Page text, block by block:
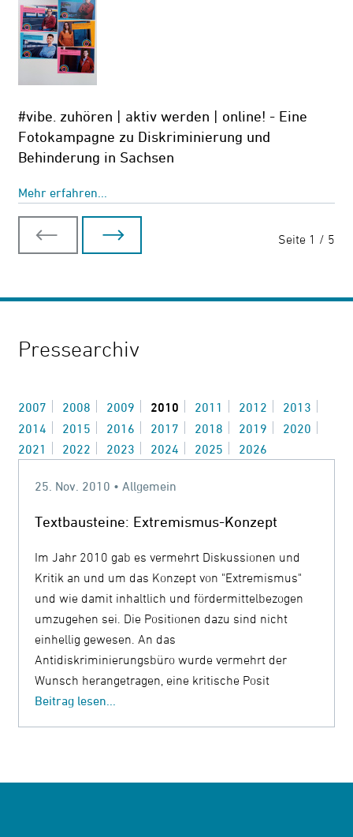
#vibe. zuhören | aktiv werden | online! - Eine
Fotokampagne zu Diskriminierung und
Behinderung in Sachsen
Mehr erfahren...
Seite 1 / 5
Pressearchiv
2007 2008 2009 2010 2011 2012
2013
2014
2015 2016 2017 2018 2019
2020
2021
2022 2023 2024 2025 2026
25. Nov. 2010 • Allgemein
Textbausteine: Extremismus-Konzept
Im Jahr 2010 gab es vermehrt Diskussionen und
Kritik an und um das Konzept von "Extremismus"
und wie damit inhaltlich und fördermittelbezogen
umzugehen sei. Die Positionen dazu sind nicht
einhellig gewesen. An das
Antidiskriminierungsbüro wurde vermehrt der
Wunsch herangetragen, eine kritische Posit
Beitrag lesen...